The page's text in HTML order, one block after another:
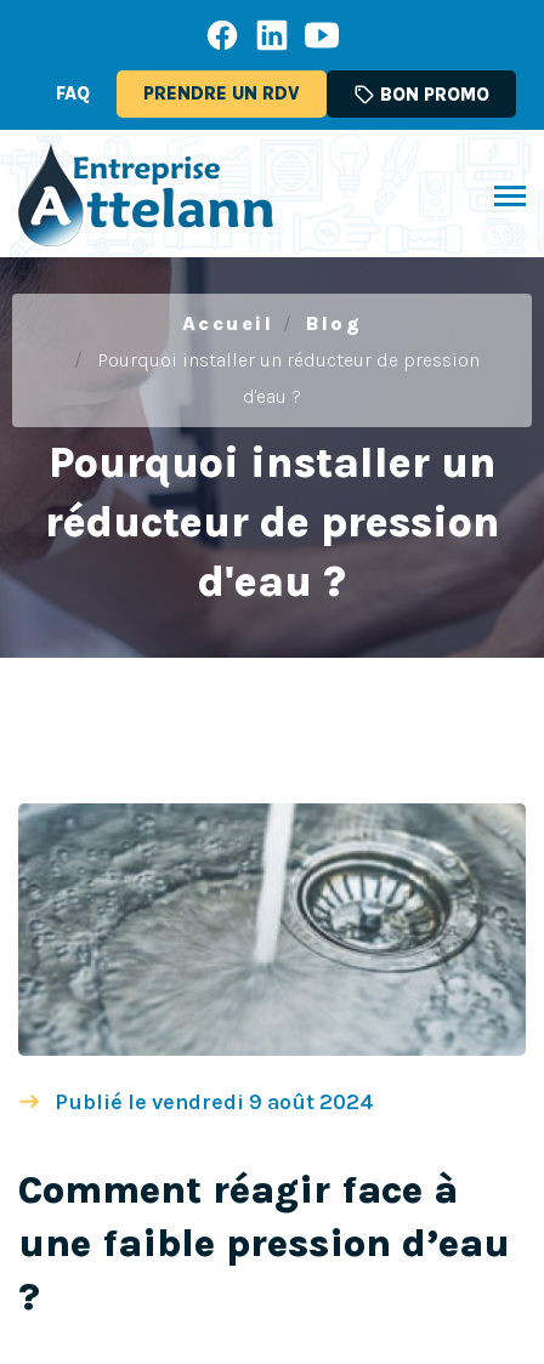
FAQ PRENDRE UN RDV sell BON PROMO
Accueil
Blog
Pourquoi installer un réducteur de pression
d'eau ?
Pourquoi installer un
réducteur de pression
d'eau ?
Publié le vendredi 9 août 2024
Comment réagir face à
une faible pression d’eau
?